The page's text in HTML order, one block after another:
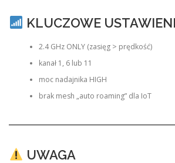
KLUCZOWE
2.4 GHz ONLY (zasięg > prędkość)
kanał 1, 6 lub 11
moc nadajnika HIGH
brak mesh „auto roaming” dla IoT
UWAGA